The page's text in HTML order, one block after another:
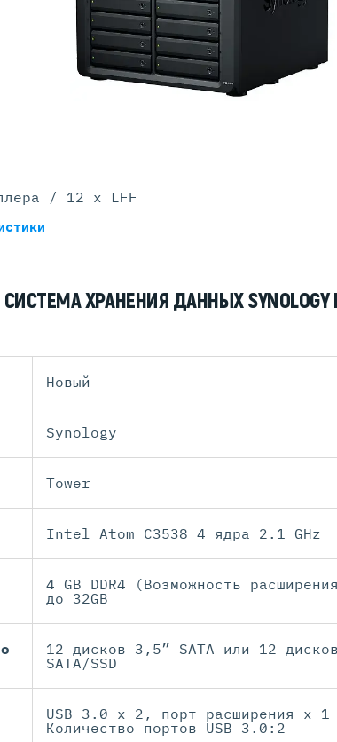
DELL G16
DELL G15
DELL G14
/ 12 x LFF
ХРАНЕНИЯ ДАННЫХ SYNOLOGY
Новый
Synology
Tower
Intel Atom C3538 4 ядра 2.1 GHz
4 GB DDR4 (Возможность
дo 32GB
12 дисков 3,5” SATA или 12
SATA/SSD
USB 3.0 x 2, порт расширения x 1
Количество портов USB 3.0:2